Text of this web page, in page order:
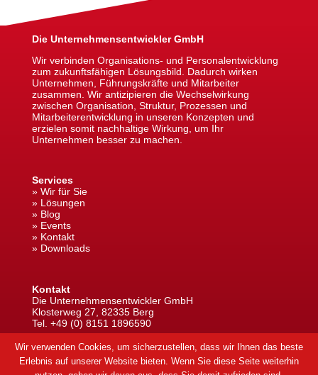
Die Unternehmensentwickler GmbH
Wir verbinden Organisations- und Personalentwicklung
zum zukunftsfähigen Lösungsbild. Dadurch wirken
Unternehmen, Führungskräfte und Mitarbeiter
zusammen. Wir antizipieren die Wechselwirkung
zwischen Organisation, Struktur, Prozessen und
Mitarbeiterentwicklung in unseren Konzepten und
erzielen somit nachhaltige Wirkung, um Ihr
Unternehmen besser zu machen.
Services
» Wir für Sie
» Lösungen
» Blog
» Events
» Kontakt
» Downloads
Kontakt
Die Unternehmensentwickler GmbH
Klosterweg 27, 82335 Berg
Tel. +49 (0) 8151 1896590
info@future-unternehmensentwickler.com
Wir verwenden Cookies, um sicherzustellen, dass wir Ihnen das beste
Erlebnis auf unserer Website bieten. Wenn Sie diese Seite weiterhin